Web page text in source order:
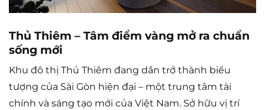
Thủ Thiêm – Tâm điểm vàng mở ra chuẩn
sống mới
Khu đô thị Thủ Thiêm đang dần trở thành biểu
tượng của Sài Gòn hiện đại – một trung tâm tài
chính và sáng tạo mới của Việt Nam. Sở hữu vị trí